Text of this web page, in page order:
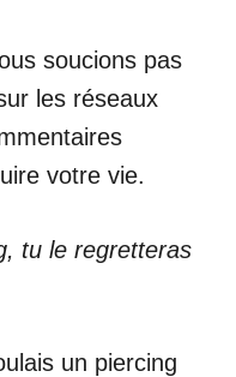
soucions pas
les réseaux
votre vie.
tu le regretteras
un piercing